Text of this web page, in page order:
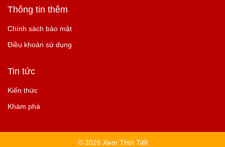
Thông tin thêm
Chính sách bảo mật
Điều khoản sử dụng
Tin tức
Kiến thức
Khám phá
© 2026 Xem Thời Tiết